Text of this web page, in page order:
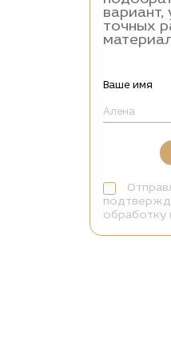
вариант,
точных
Ваше имя
обработку